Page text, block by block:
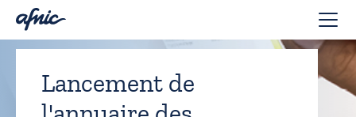
Lancement de
Panneau de gestion des cookies